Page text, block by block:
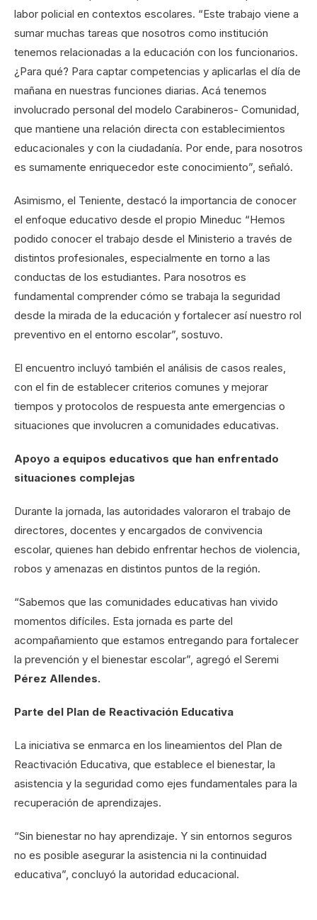
labor policial en contextos escolares. “Este trabajo viene a
sumar muchas tareas que nosotros como institución
tenemos relacionadas a la educación con los funcionarios.
¿Para qué? Para captar competencias y aplicarlas el día de
mañana en nuestras funciones diarias. Acá tenemos
involucrado personal del modelo Carabineros- Comunidad,
que mantiene una relación directa con establecimientos
educacionales y con la ciudadanía. Por ende, para nosotros
es sumamente enriquecedor este conocimiento”, señaló.
Asimismo, el Teniente, destacó la importancia de conocer
el enfoque educativo desde el propio Mineduc “Hemos
podido conocer el trabajo desde el Ministerio a través de
distintos profesionales, especialmente en torno a las
conductas de los estudiantes. Para nosotros es
fundamental comprender cómo se trabaja la seguridad
desde la mirada de la educación y fortalecer así nuestro rol
preventivo en el entorno escolar”, sostuvo.
El encuentro incluyó también el análisis de casos reales,
con el fin de establecer criterios comunes y mejorar
tiempos y protocolos de respuesta ante emergencias o
situaciones que involucren a comunidades educativas.
Apoyo a equipos educativos que han enfrentado
situaciones complejas
Durante la jornada, las autoridades valoraron el trabajo de
directores, docentes y encargados de convivencia
escolar, quienes han debido enfrentar hechos de violencia,
robos y amenazas en distintos puntos de la región.
“Sabemos que las comunidades educativas han vivido
momentos difíciles. Esta jornada es parte del
acompañamiento que estamos entregando para fortalecer
la prevención y el bienestar escolar”, agregó el Seremi
Pérez Allendes.
Parte del Plan de Reactivación Educativa
La iniciativa se enmarca en los lineamientos del Plan de
Reactivación Educativa, que establece el bienestar, la
asistencia y la seguridad como ejes fundamentales para la
recuperación de aprendizajes.
“Sin bienestar no hay aprendizaje. Y sin entornos seguros
no es posible asegurar la asistencia ni la continuidad
educativa”, concluyó la autoridad educacional.